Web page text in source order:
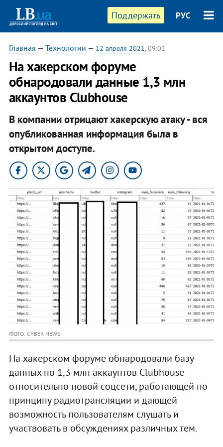
Поддержать РУС
Главная — Технологии — 12 апреля 2021, 09:01
На хакерском форуме
обнародовали данные 1,3 млн
аккаунтов Clubhouse
В компании отрицают хакерскую атаку - вся
опубликованная информация была в
открытом доступе.
ФОТО: CYBER NEWS
На хакерском форуме обнародовали базу
данных по 1,3 млн аккаунтов Clubhouse -
относительно новой соцсети, работающей по
принципу радиотрансляции и дающей
возможность пользователям слушать и
участвовать в обсуждениях различных тем.